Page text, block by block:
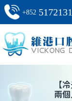
+852
【
兩